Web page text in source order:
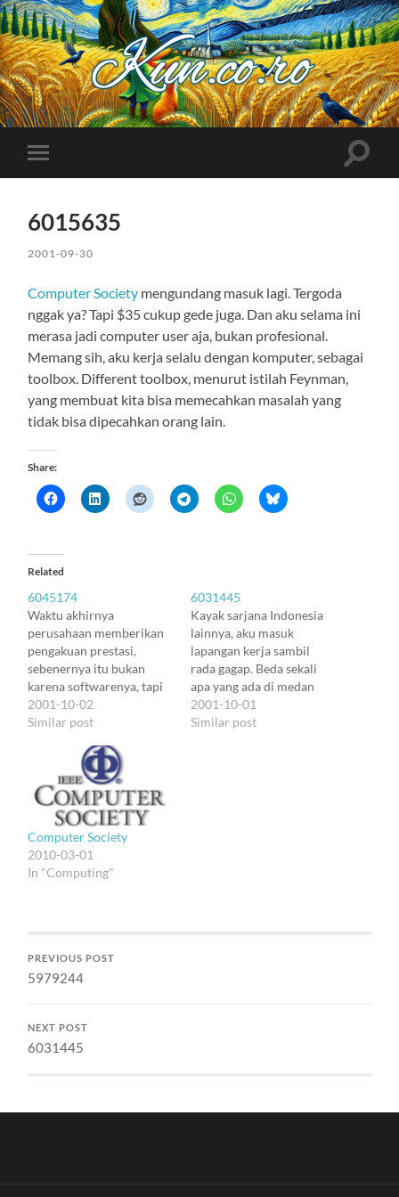
Kuncoro++
Toggle
mobile
Toggle
6015635
2001-09-30
Computer Society mengundang masuk lagi. Tergoda
nggak ya? Tapi $35 cukup gede juga. Dan aku selama ini
merasa jadi computer user aja, bukan profesional.
Memang sih, aku kerja selalu dengan komputer, sebagai
toolbox. Different toolbox, menurut istilah Feynman,
yang membuat kita bisa memecahkan masalah yang
tidak bisa dipecahkan orang lain.
Share:
Related
6045174
Waktu akhirnya
perusahaan memberikan
pengakuan prestasi,
sebenernya itu bukan
karena softwarenya, tapi
proses kerja yang udah
dibentuk, dengan a.l.
nggak terlalu menghargai
penghargaan perusahaan.
Apa yang aku peroleh dari
temen-temen selama
pengembangan proses
kerja itu jauh lebih
berharga.…
2001-10-02
Similar post
6031445
Kayak sarjana Indonesia
lainnya, aku masuk
lapangan kerja sambil
rada gagap. Beda sekali
apa yang ada di medan
kerja dengan di lab
kampus. Dan rekan-rekan
2001-10-01
Similar post
Computer Society
2010-03-01
In "Computing"
PREVIOUS POST
5979244
NEXT POST
6031445